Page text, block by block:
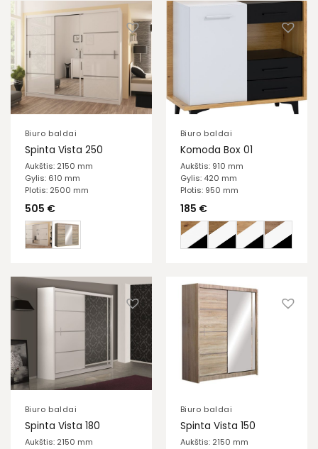
Biuro baldai
Spinta Vista 250
Aukštis: 2150 mm
Gylis: 610 mm
Plotis: 2500 mm
505 €
Biuro baldai
Komoda Box 01
Aukštis: 910 mm
Gylis: 420 mm
Plotis: 950 mm
185 €
Biuro baldai
Spinta Vista 180
Aukštis: 2150 mm
Biuro baldai
Spinta Vista 150
Aukštis: 2150 mm